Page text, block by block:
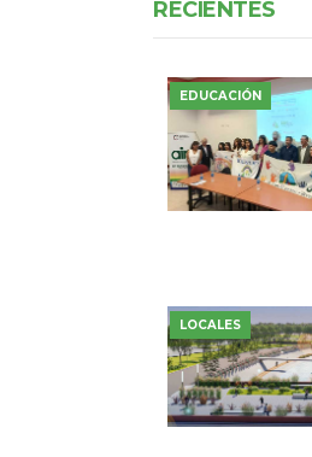
RECIENTES
EDUCACIÓN
LOCALES